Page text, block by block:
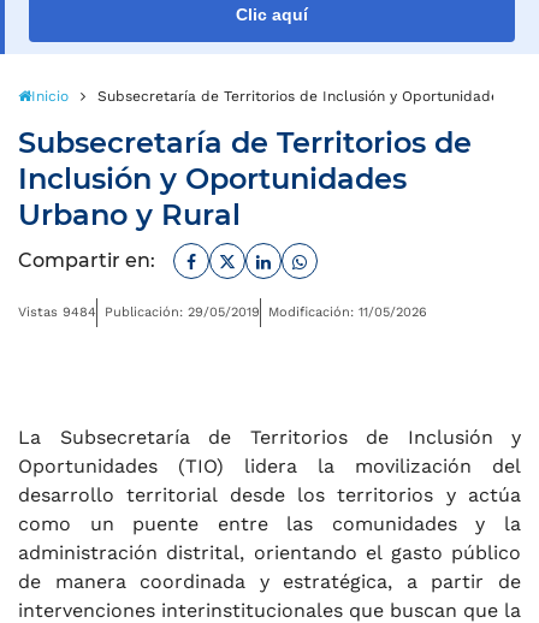
Clic aquí
Inicio Subsecretaría de Territorios de Inclusión y Oportunidades
Subsecretaría de Territorios de
Inclusión y Oportunidades
Urbano y Rural
Compartir en: Facebook
TwitterLinkedinWhatsapp
Vistas 9484 Publicación: 29/05/2019 Modificación: 11/05/2026
La Subsecretaría de Territorios de Inclusión y
Oportunidades (TIO) lidera la movilización del
desarrollo territorial desde los territorios y actúa
como un puente entre las comunidades y la
administración distrital, orientando el gasto público
de manera coordinada y estratégica, a partir de
intervenciones interinstitucionales que buscan que la